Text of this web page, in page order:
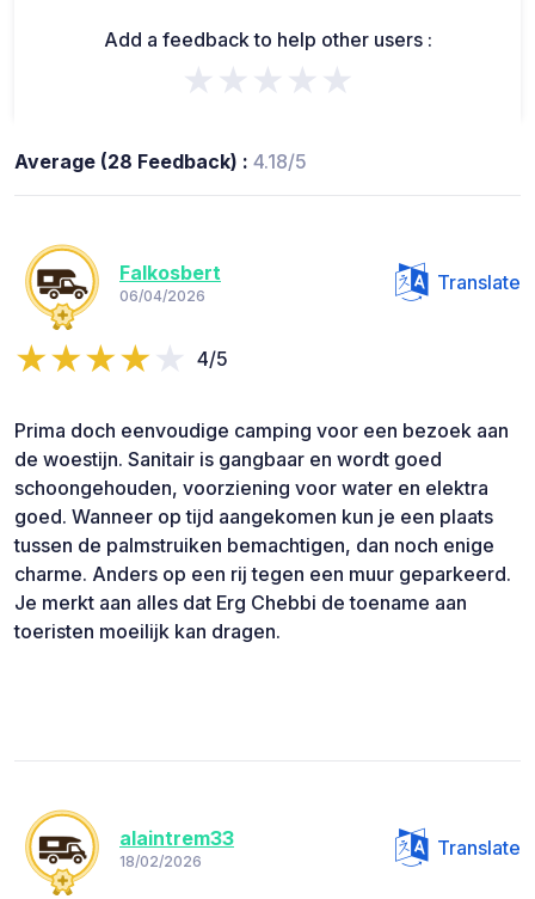
Add a feedback to help other users :
★★★★★
Average (28 Feedback) : 4.18/5
Falkosbert
06/04/2026
Translate
4/5
Prima doch eenvoudige camping voor een bezoek aan
de woestijn. Sanitair is gangbaar en wordt goed
schoongehouden, voorziening voor water en elektra
goed. Wanneer op tijd aangekomen kun je een plaats
tussen de palmstruiken bemachtigen, dan noch enige
charme. Anders op een rij tegen een muur geparkeerd.
Je merkt aan alles dat Erg Chebbi de toename aan
toeristen moeilijk kan dragen.
alaintrem33
18/02/2026
Translate